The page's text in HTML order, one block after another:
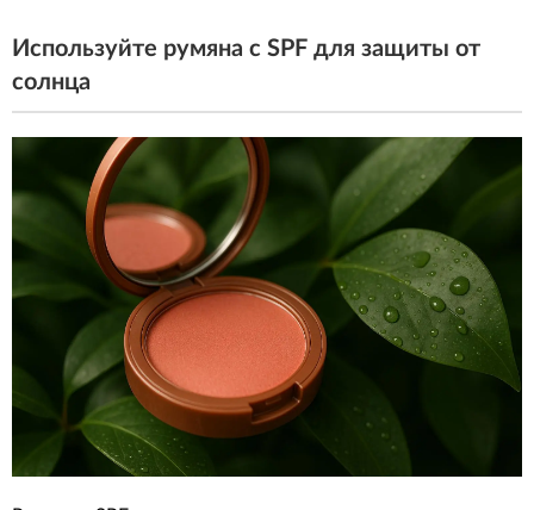
Используйте румяна с SPF для защиты от
солнца